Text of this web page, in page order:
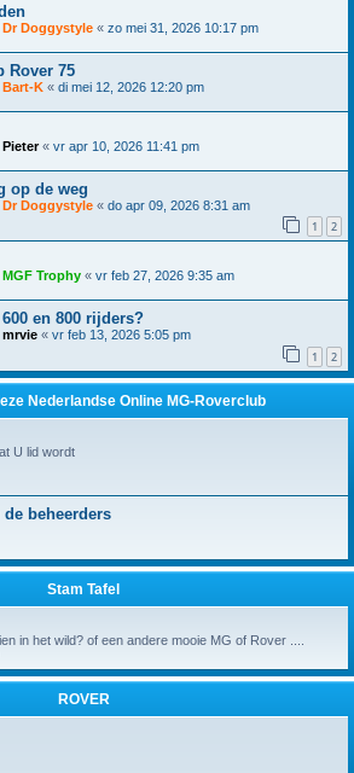
Dr Doggystyle « zo mei 31, 2026 10:17 pm
Rover 75
Bart-K « di mei 12, 2026 12:20 pm
Pieter« vr apr 10, 2026 11:41 pm
op de weg
Dr Doggystyle « do apr 09, 2026 8:31 am
1 2
MGF Trophy « vr feb 27, 2026 9:35 am
en 800 rijders?
mrvie « vr feb 13, 2026 5:05 pm
1 2
Nederlandse Online MG-Roverclub
U lid wordt
beheerders
Stam Tafel
in het wild? of een andere mooie MG of Rover ....
ROVER